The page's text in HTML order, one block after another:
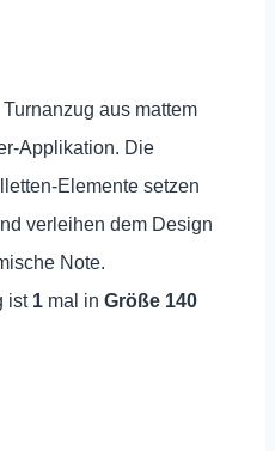
aus mattem
Applikation. Die
Elemente setzen
verleihen dem Design
Note.
ist 1 mal in Größe 140